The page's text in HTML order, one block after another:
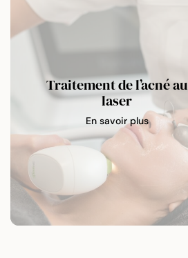
Traitement de l’acné au
laser
En savoir plus